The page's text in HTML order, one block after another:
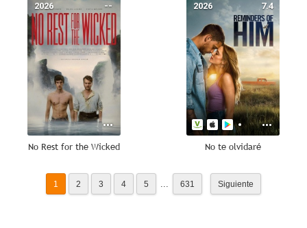
--
2026
No Rest for the Wicked
7.4
2026
No te olvidaré
1 2 3 4 5 ... 631 Siguiente